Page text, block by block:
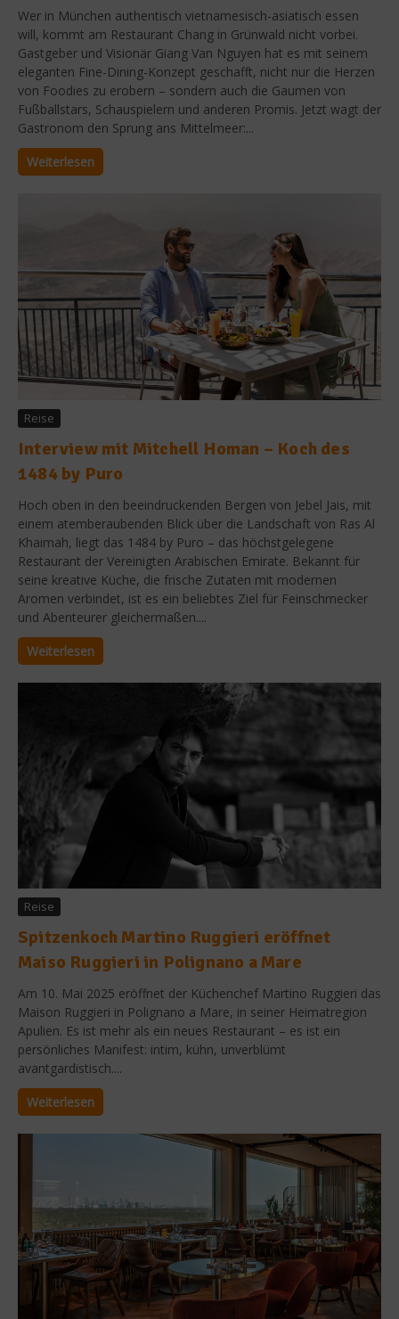
Wer in München authentisch vietnamesisch-asiatisch essen
will, kommt am Restaurant Chang in Grünwald nicht vorbei.
Gastgeber und Visionär Giang Van Nguyen hat es mit seinem
eleganten Fine-Dining-Konzept geschafft, nicht nur die Herzen
von Foodies zu erobern – sondern auch die Gaumen von
Fußballstars, Schauspielern und anderen Promis. Jetzt wagt der
Gastronom den Sprung ans Mittelmeer:...
Weiterlesen
Reise
Interview mit Mitchell Homan – Koch des
1484 by Puro
Hoch oben in den beeindruckenden Bergen von Jebel Jais, mit
einem atemberaubenden Blick über die Landschaft von Ras Al
Khaimah, liegt das 1484 by Puro – das höchstgelegene
Restaurant der Vereinigten Arabischen Emirate. Bekannt für
seine kreative Küche, die frische Zutaten mit modernen
Aromen verbindet, ist es ein beliebtes Ziel für Feinschmecker
und Abenteurer gleichermaßen....
Weiterlesen
Reise
Spitzenkoch Martino Ruggieri eröffnet
Maiso Ruggieri in Polignano a Mare
Am 10. Mai 2025 eröffnet der Küchenchef Martino Ruggieri das
Maison Ruggieri in Polignano a Mare, in seiner Heimatregion
Apulien. Es ist mehr als ein neues Restaurant – es ist ein
persönliches Manifest: intim, kühn, unverblümt
avantgardistisch....
Weiterlesen